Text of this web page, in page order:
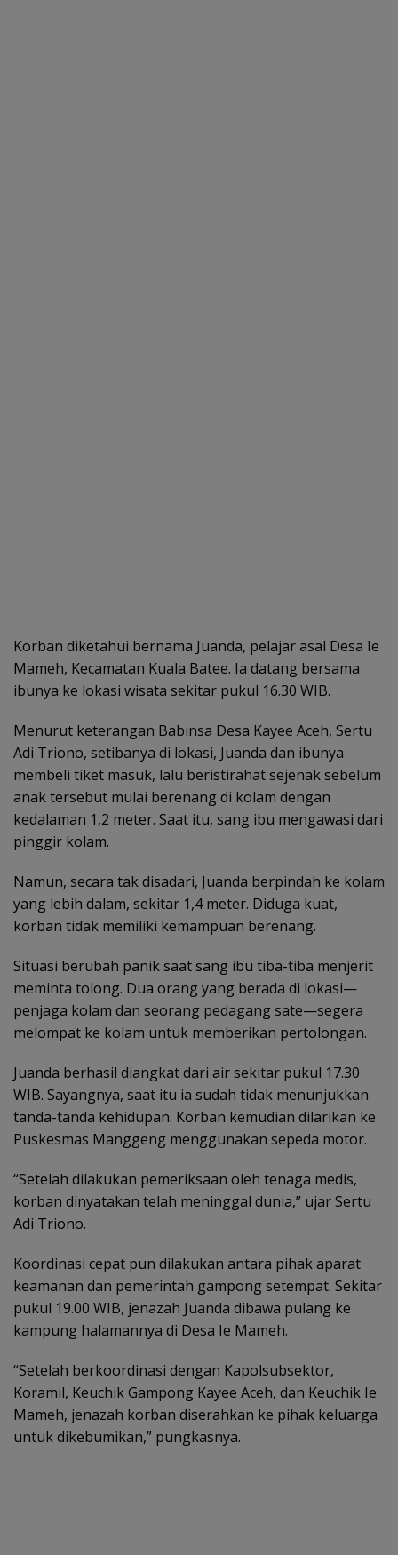
Korban diketahui bernama Juanda, pelajar asal Desa Ie
Mameh, Kecamatan Kuala Batee. Ia datang bersama
ibunya ke lokasi wisata sekitar pukul 16.30 WIB.
Menurut keterangan Babinsa Desa Kayee Aceh, Sertu
Adi Triono, setibanya di lokasi, Juanda dan ibunya
membeli tiket masuk, lalu beristirahat sejenak sebelum
anak tersebut mulai berenang di kolam dengan
kedalaman 1,2 meter. Saat itu, sang ibu mengawasi dari
pinggir kolam.
Namun, secara tak disadari, Juanda berpindah ke kolam
yang lebih dalam, sekitar 1,4 meter. Diduga kuat,
korban tidak memiliki kemampuan berenang.
Situasi berubah panik saat sang ibu tiba-tiba menjerit
meminta tolong. Dua orang yang berada di lokasi—
penjaga kolam dan seorang pedagang sate—segera
melompat ke kolam untuk memberikan pertolongan.
Juanda berhasil diangkat dari air sekitar pukul 17.30
WIB. Sayangnya, saat itu ia sudah tidak menunjukkan
tanda-tanda kehidupan. Korban kemudian dilarikan ke
Puskesmas Manggeng menggunakan sepeda motor.
“Setelah dilakukan pemeriksaan oleh tenaga medis,
korban dinyatakan telah meninggal dunia,” ujar Sertu
Adi Triono.
Koordinasi cepat pun dilakukan antara pihak aparat
keamanan dan pemerintah gampong setempat. Sekitar
pukul 19.00 WIB, jenazah Juanda dibawa pulang ke
kampung halamannya di Desa Ie Mameh.
“Setelah berkoordinasi dengan Kapolsubsektor,
Koramil, Keuchik Gampong Kayee Aceh, dan Keuchik Ie
Mameh, jenazah korban diserahkan ke pihak keluarga
untuk dikebumikan,” pungkasnya.